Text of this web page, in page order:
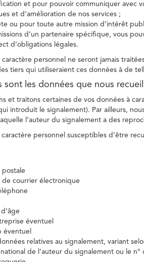
et pour pouvoir communiquer avec
et d’amélioration de nos services ;
ou pour toute autre mission d’intérêt
d’un partenaire spécifique, vous
d’obligations légales.
caractère personnel ne seront jamais
tiers qui utiliseraient ces données à de
sont les données que nous
et traitons certaines de vos données à
introduit le signalement). Par ailleurs,
l’auteur du signalement a des
caractère personnel susceptibles d’être
postale
de courrier électronique
d’âge
éventuel
éventuel
relatives au signalement, variant
de l’auteur du signalement ou le